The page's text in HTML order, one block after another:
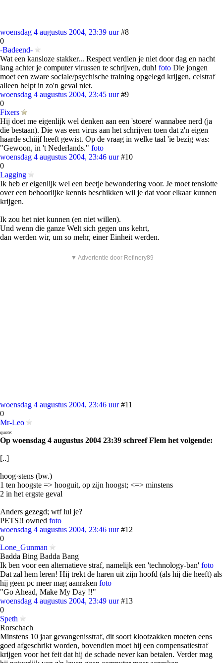
woensdag 4 augustus 2004, 23:39 uur #8
0
-Badeend-
Wat een kansloze stakker... Respect verdien je niet door dag en nacht
lang achter je computer virussen te schrijven, duh! foto Die jongen
moet een zware sociale/psychische training opgelegd krijgen, celstraf
alleen helpt in zo'n geval niet.
woensdag 4 augustus 2004, 23:45 uur #9
0
Fixers
Hij doet me eigenlijk wel denken aan een 'stoere' wannabee nerd (ja
die bestaan). Die was een virus aan het schrijven toen dat z'n eigen
haarde schiijf heeft gewist. Op de vraag in welke taal 'ie bezig was:
"Gewoon, in 't Nederlands." foto
woensdag 4 augustus 2004, 23:46 uur #10
0
Lagging
Ik heb er eigenlijk wel een beetje bewondering voor. Je moet tenslotte
over een behoorlijke kennis beschikken wil je dat voor elkaar kunnen
krijgen.
Ik zou het niet kunnen (en niet willen).
Und wenn die ganze Welt sich gegen uns kehrt,
dan werden wir, um so mehr, einer Einheit werden.
▼ Advertentie door Refinery89
woensdag 4 augustus 2004, 23:46 uur #11
0
Mr-Leo
quote:
Op woensdag 4 augustus 2004 23:39 schreef Flem het volgende:
[..]
hoog·stens (bw.)
1 ten hoogste => hooguit, op zijn hoogst; <=> minstens
2 in het ergste geval
Anders gezegd; wtf lul je?
PETS!! owned foto
woensdag 4 augustus 2004, 23:46 uur #12
0
Lone_Gunman
Badda Bing Badda Bang
Ik ben voor een alternatieve straf, namelijk een 'technology-ban' foto
Dat zal hem leren! Hij trekt de haren uit zijn hoofd (als hij die heeft) als
hij geen pc meer mag aanraken foto
"Go Ahead, Make My Day !!"
woensdag 4 augustus 2004, 23:49 uur #13
0
Speth
Rorschach
Minstens 10 jaar gevangenisstraf, dit soort klootzakken moeten eens
goed afgeschrikt worden, bovendien moet hij een compensatiestraf
krijgen voor het feit dat hij de schade never kan betalen. Verder mag